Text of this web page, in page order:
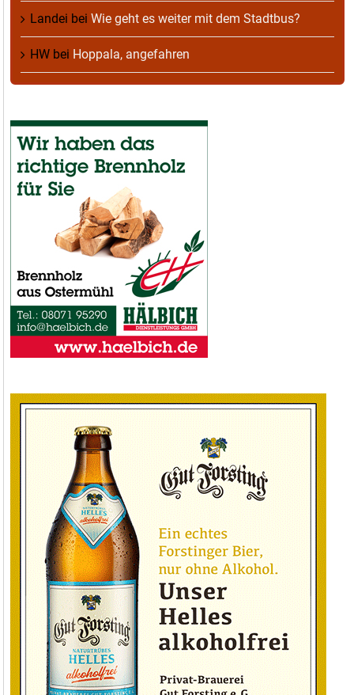
Landei bei Wie geht es weiter mit dem Stadtbus?
HW bei Hoppala, angefahren